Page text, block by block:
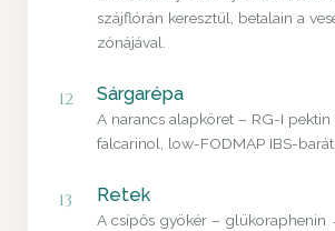
szájflórán keresztül, betalain a
zónájával.
12 Sárgarépa
A narancs alapköret – RG-I pektin
falcarinol, low-FODMAP IBS-barát.
13 Retek
A csípős gyökér – glükoraphenin